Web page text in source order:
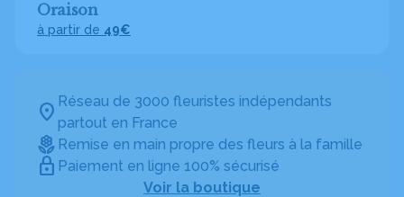
Réseau de 3000 fleuristes indépendants
partout en France
Remise en main propre des fleurs à la famille
Paiement en ligne 100% sécurisé
Voir la boutique
Oraison
à partir de 49€